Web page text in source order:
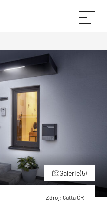
Galerie(5)
Zdroj: Gutta ČR